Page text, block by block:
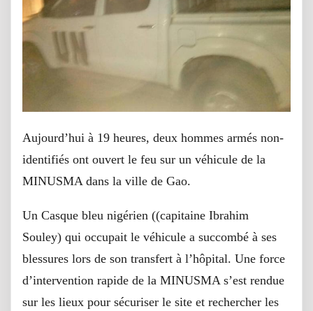
Aujourd’hui à 19 heures, deux hommes armés non-
identifiés ont ouvert le feu sur un véhicule de la
MINUSMA dans la ville de Gao.
Un Casque bleu nigérien ((capitaine Ibrahim
Souley) qui occupait le véhicule a succombé à ses
blessures ​lors de son transfert à l’hôpital. Une force
d’intervention rapide de la MINUSMA s’est rendue
sur les lieux pour sécuriser le site et rechercher les